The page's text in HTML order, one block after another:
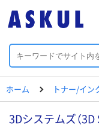
ホーム トナー/イン
3Dシステムズ（